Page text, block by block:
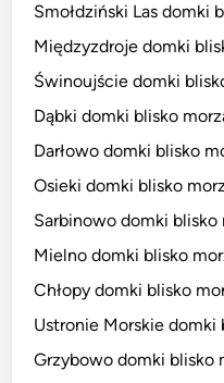
Smołdziński Las domki
Międzyzdroje domki
Świnoujście domki
Dąbki domki blisko
Darłowo domki blisko
Osieki domki blisko
Sarbinowo domki blisko
Mielno domki blisko
Chłopy domki blisko
Ustronie Morskie domki
Grzybowo domki blisko